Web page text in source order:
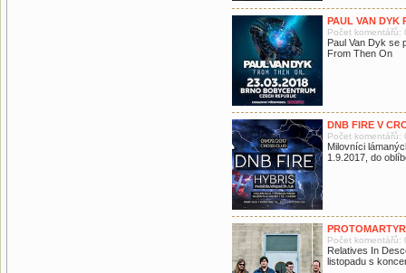
PAUL VAN DYK
Počet komentářů:
Paul Van Dyk se
From Then On
DNB FIRE V
Počet komentářů:
Milovníci
1.9.2017, do
Počet komentářů:
Relatives In
listopadu s